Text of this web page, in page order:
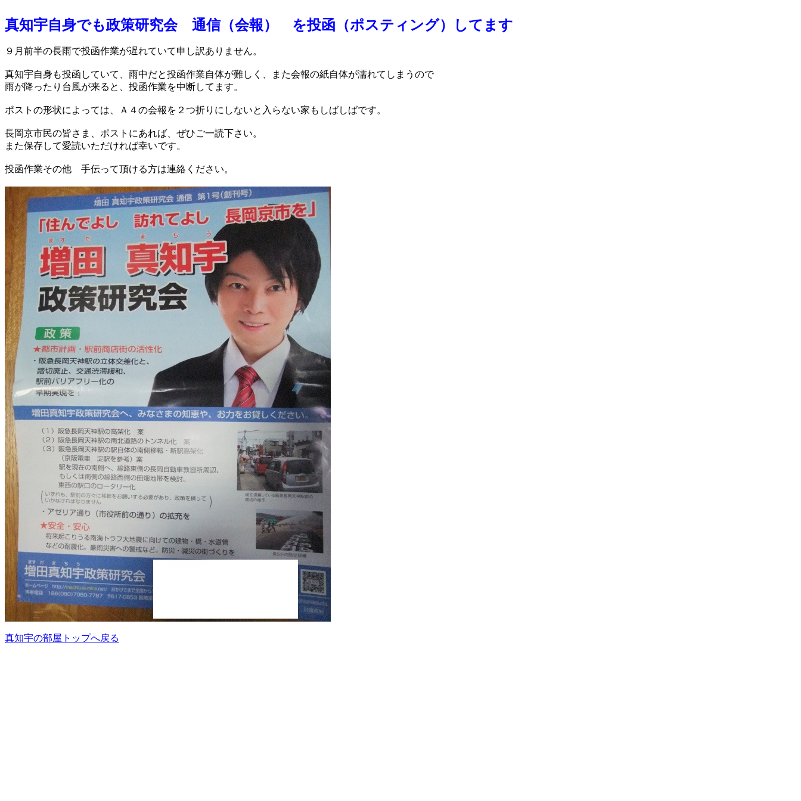
真知宇自身でも政策研究会 通信（会報） を投函（ポスティング）してます
９月前半の長雨で投函作業が遅れていて申し訳ありません。
真知宇自身も投函していて、雨中だと投函作業自体が難しく、また会報の紙自体が濡れてしまうので
雨が降ったり台風が来ると、投函作業を中断してます。
ポストの形状によっては、Ａ４の会報を２つ折りにしないと入らない家もしばしばです。
長岡京市民の皆さま、ポストにあれば、ぜひご一読下さい。
また保存して愛読いただければ幸いです。
投函作業その他 手伝って頂ける方は連絡ください。
真知宇の部屋トップへ戻る